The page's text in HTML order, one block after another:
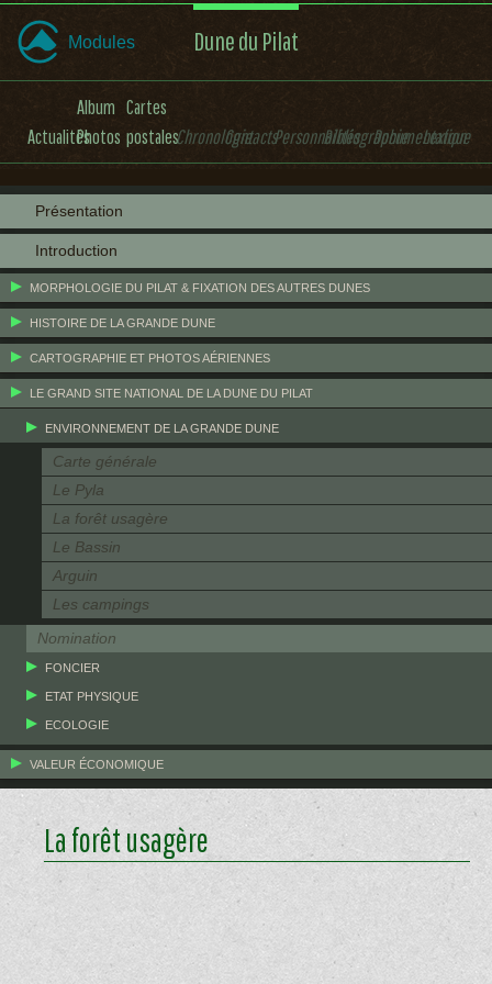
Modules Dune du Pilat
Actualités
Album
Photos
Cartes
postalesChronologieContactsPersonnalitésBibliographieDocumentation
Lexique
Présentation
Introduction
MORPHOLOGIE DU PILAT & FIXATION DES AUTRES DUNES
HISTOIRE DE LA GRANDE DUNE
CARTOGRAPHIE ET PHOTOS AÉRIENNES
LE GRAND SITE NATIONAL DE LA DUNE DU PILAT
ENVIRONNEMENT DE LA GRANDE DUNE
Carte générale
Le Pyla
La forêt usagère
Le Bassin
Arguin
Les campings
Nomination
FONCIER
ETAT PHYSIQUE
ECOLOGIE
VALEUR ÉCONOMIQUE
La forêt usagère